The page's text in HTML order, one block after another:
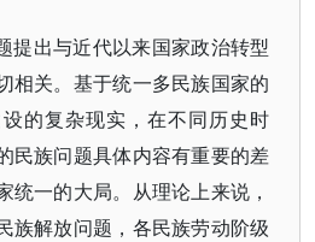
提出与近代以来国家政治转型
相关。基于统一多民族国家的
的复杂现实，在不同历史时
民族问题具体内容有重要的差
统一的大局。从理论上来说，
族解放问题，各民族劳动阶级